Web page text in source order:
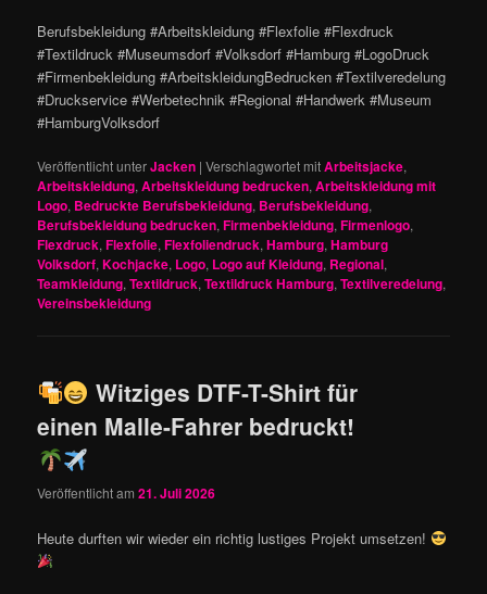
Berufsbekleidung #Arbeitskleidung #Flexfolie #Flexdruck
#Textildruck #Museumsdorf #Volksdorf #Hamburg #LogoDruck
#Firmenbekleidung #ArbeitskleidungBedrucken #Textilveredelung
#Druckservice #Werbetechnik #Regional #Handwerk #Museum
#HamburgVolksdorf
Veröffentlicht unterJacken |Verschlagwortet mitArbeitsjacke,
Arbeitskleidung,Arbeitskleidung bedrucken,Arbeitskleidung mit
Logo, Bedruckte Berufsbekleidung, Berufsbekleidung,
Berufsbekleidung bedrucken,Firmenbekleidung,Firmenlogo,
Flexdruck,Flexfolie,Flexfoliendruck,Hamburg,Hamburg
Volksdorf,Kochjacke, Logo, Logo auf Kleidung, Regional,
Teamkleidung,Textildruck,Textildruck Hamburg,Textilveredelung,
Vereinsbekleidung
Witziges DTF-T-Shirt für
einen Malle-Fahrer bedruckt!
Veröffentlicht am21. Juli 2026
Heute durften wir wieder ein richtig lustiges Projekt umsetzen!